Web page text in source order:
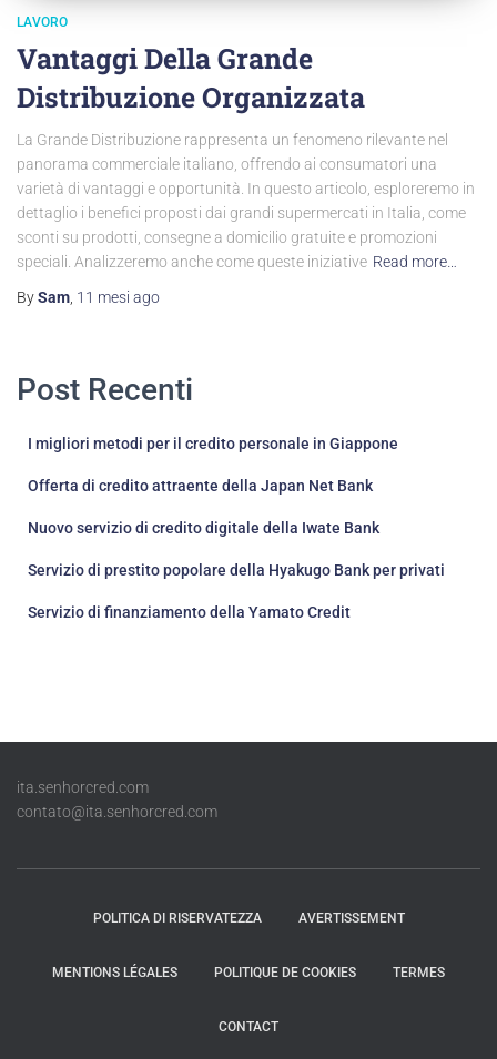
LAVORO
Vantaggi Della Grande
Distribuzione Organizzata
La Grande Distribuzione rappresenta un fenomeno rilevante nel
panorama commerciale italiano, offrendo ai consumatori una
varietà di vantaggi e opportunità. In questo articolo, esploreremo in
dettaglio i benefici proposti dai grandi supermercati in Italia, come
sconti su prodotti, consegne a domicilio gratuite e promozioni
speciali. Analizzeremo anche come queste iniziative Read more…
BySam, 11 mesi ago
Post Recenti
I migliori metodi per il credito personale in Giappone
Offerta di credito attraente della Japan Net Bank
Nuovo servizio di credito digitale della Iwate Bank
Servizio di prestito popolare della Hyakugo Bank per privati
Servizio di finanziamento della Yamato Credit
ita.senhorcred.com
contato@ita.senhorcred.com
POLITICA DI RISERVATEZZA AVERTISSEMENT
MENTIONS LÉGALES POLITIQUE DE COOKIES TERMES
CONTACT